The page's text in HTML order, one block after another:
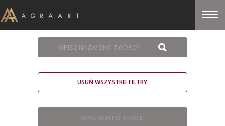
USUŃ WSZYSTKIE FILTRY